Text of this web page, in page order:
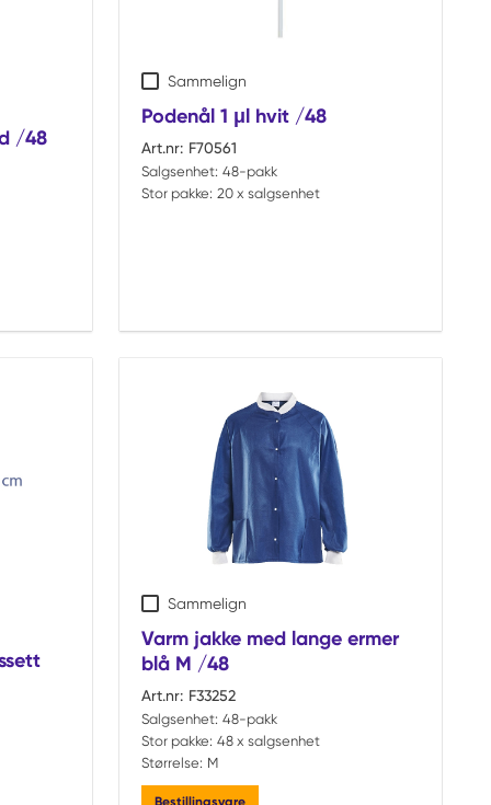
/48
Sammelign
Podenål 1 μl hvit /48
Art.nr: F70561
Salgsenhet: 48-pakk
Stor pakke: 20 x salgsenhet
Sammelign
Varm jakke med lange ermer
blå M /48
Art.nr: F33252
Salgsenhet: 48-pakk
Stor pakke: 48 x salgsenhet
Størrelse: M
Bestillingsvare